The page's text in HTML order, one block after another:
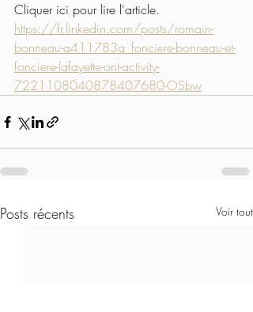
Cliquer ici pour lire l'article.
https://fr.linkedin.com/posts/romain-
bonneau-a411783a_fonciere-bonneau-et-
fonciere-lafayette-ont-activity-
7221108040878407680-OSbw
Posts récents Voir tout